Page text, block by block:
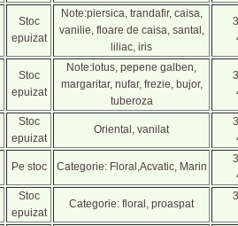
Stoc
epuizat
Note:piersica, trandafir, caisa,
vanilie, floare de caisa, santal,
liliac, iris
Stoc
epuizat
Note:lotus, pepene galben,
margaritar, nufar, frezie, bujor,
tuberoza
Stoc
epuizat
Oriental, vanilat
Pe stoc Categorie: Floral,Acvatic, Marin
Stoc
epuizat
Categorie: floral, proaspat